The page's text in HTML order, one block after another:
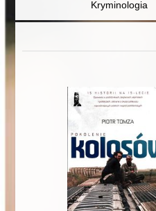
Kryminologia